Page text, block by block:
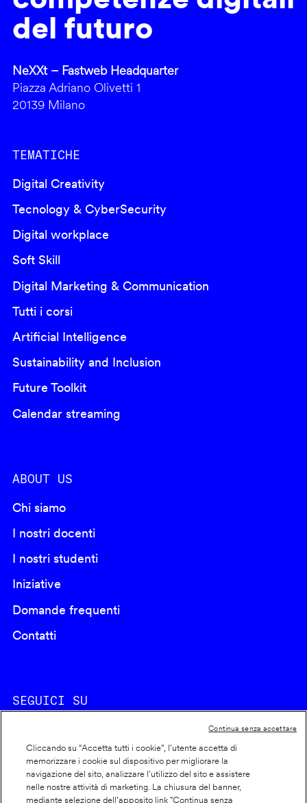
del futuro
NeXXt – Fastweb Headquarter
Piazza Adriano Olivetti 1
20139 Milano
TEMATICHE
Digital Creativity
Tecnology & CyberSecurity
Digital workplace
Soft Skill
Digital Marketing & Communication
Tutti i corsi
Artificial Intelligence
Sustainability and Inclusion
Future Toolkit
Calendar streaming
ABOUT US
Chi siamo
I nostri docenti
I nostri studenti
Iniziative
Domande frequenti
Contatti
SEGUICI SU
Cookie policy
Cliccando su “Accetta tutti i cookie”, l'utente accetta di
memorizzare i cookie sul dispositivo per migliorare la
navigazione del sito, analizzare l'utilizzo del sito e assistere
nelle nostre attività di marketing. La chiusura del banner,
mediante selezione dell’apposito link "Continua senza
Continua senza accettare